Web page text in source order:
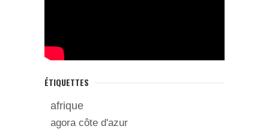
ÉTIQUETTES
afrique
agora côte d'azur